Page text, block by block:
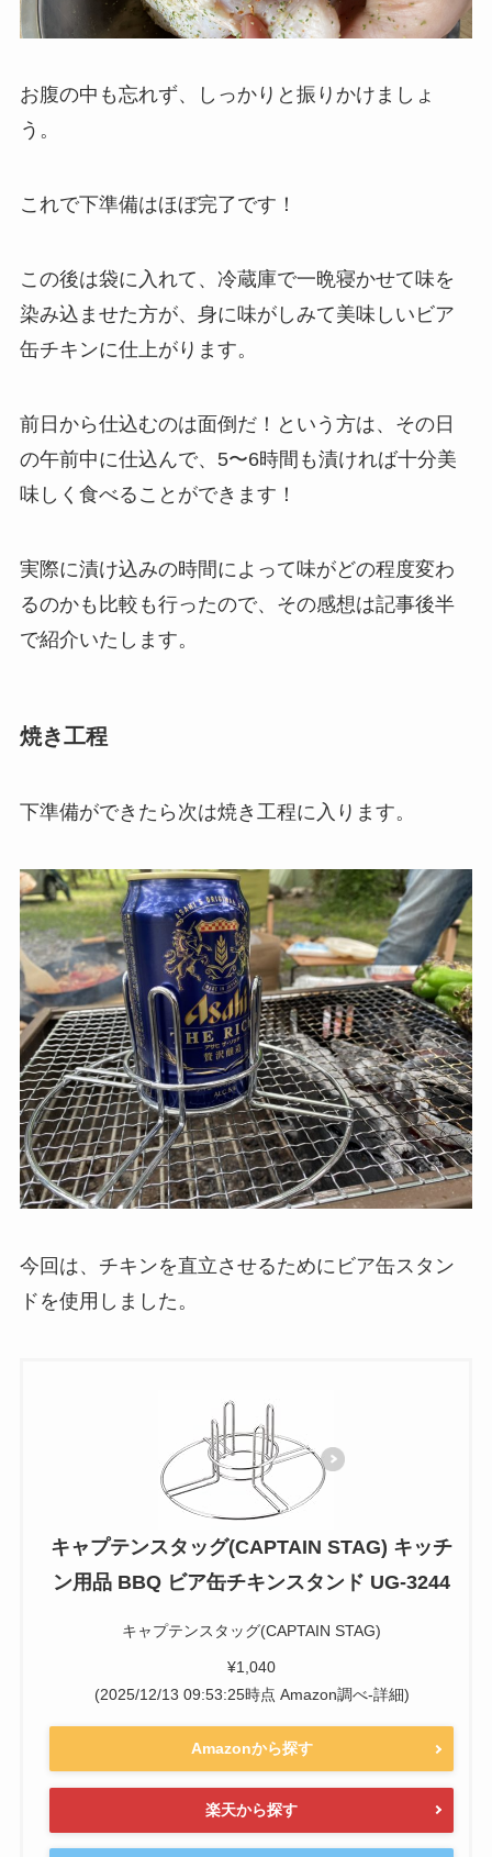
お腹の中も忘れず、しっかりと振りかけましょ
う。
これで下準備はほぼ完了です！
この後は袋に入れて、冷蔵庫で一晩寝かせて味を
染み込ませた方が、身に味がしみて美味しいビア
缶チキンに仕上がります。
前日から仕込むのは面倒だ！という方は、その日
の午前中に仕込んで、 5〜6時間も漬ければ十分美
味しく食べることができます ！
実際に漬け込みの時間によって味がどの程度変わ
るのかも比較も行ったので、その感想は記事後半
で紹介いたします。
焼き工程
下準備ができたら次は焼き工程に入ります。
今回は、チキンを直立させるために ビア缶スタン
ド を使用しました。
キャプテンスタッグ(CAPTAIN STAG) キッチ
ン用品 BBQ ビア缶チキンスタンド UG-3244
キャプテンスタッグ(CAPTAIN STAG)
¥1,040
(2025/12/13 09:53:25時点 Amazon調べ-詳細)
Amazonから探す
楽天から探す